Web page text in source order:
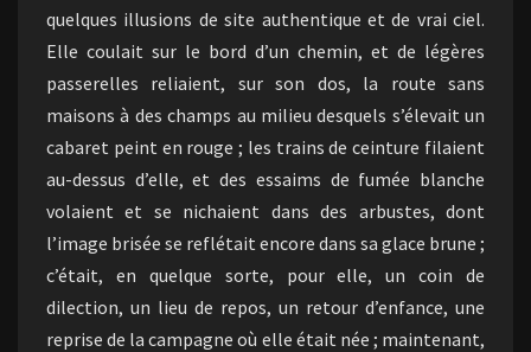
quelques illusions de site authentique et de vrai ciel.
Elle coulait sur le bord d’un chemin, et de légères
passerelles reliaient, sur son dos, la route sans
maisons à des champs au milieu desquels s’élevait un
cabaret peint en rouge ; les trains de ceinture filaient
au-dessus d’elle, et des essaims de fumée blanche
volaient et se nichaient dans des arbustes, dont
l’image brisée se reflétait encore dans sa glace brune ;
c’était, en quelque sorte, pour elle, un coin de
dilection, un lieu de repos, un retour d’enfance, une
reprise de la campagne où elle était née ; maintenant,